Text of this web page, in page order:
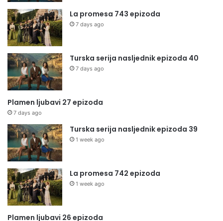
La promesa 743 epizoda
7 days ago
Turska serija nasljednik epizoda 40
7 days ago
Plamen ljubavi 27 epizoda
7 days ago
Turska serija nasljednik epizoda 39
1 week ago
La promesa 742 epizoda
1 week ago
Plamen ljubavi 26 epizoda